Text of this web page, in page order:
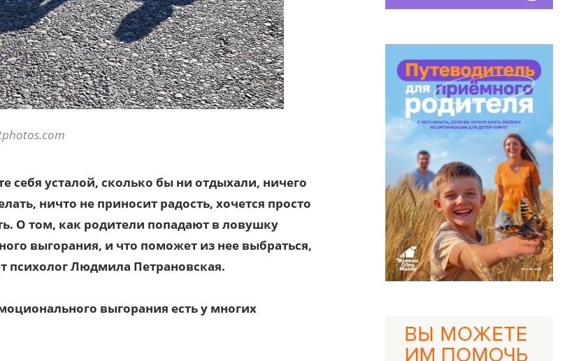
себя усталой, сколько бы ни отдыхали, ничего
ничто не приносит радость, хочется просто
О том, как родители попадают в ловушку
выгорания, и что поможет из нее выбраться,
психолог Людмила Петрановская.
выгорания есть у многих